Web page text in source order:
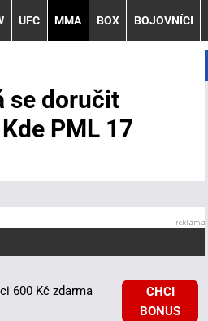
UFC MMA BOX BOJOVNÍCI
se doručit
PML 17
600 Kč zdarma
CHCI
BONUS